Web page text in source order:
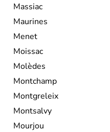
Massiac
Maurines
Menet
Moissac
Molèdes
Montchamp
Montgreleix
Montsalvy
Mourjou